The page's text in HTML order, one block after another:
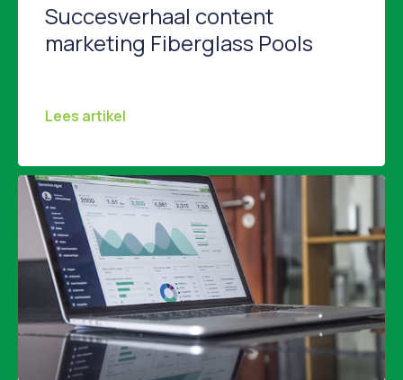
Succesverhaal content
marketing Fiberglass Pools
Lees artikel